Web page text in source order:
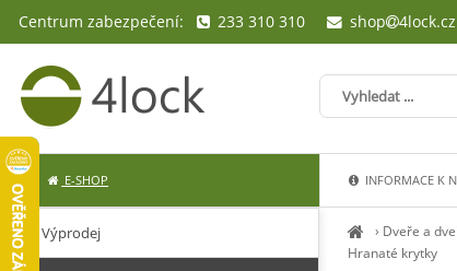
› Dveře a
Hranaté krytky
Výprodej
E-SHOP INFORMACE K
Centrum zabezpečení: 233 310 310 shop 4lock.cz